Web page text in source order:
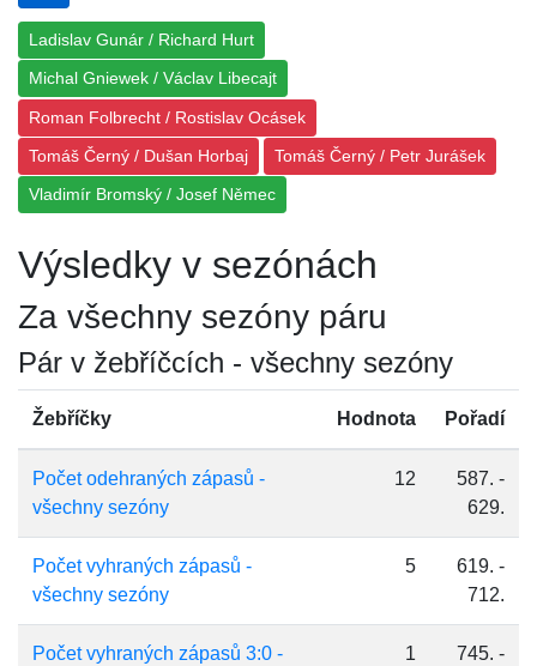
Ladislav Gunár / Richard Hurt
Michal Gniewek / Václav Libecajt
Roman Folbrecht / Rostislav Ocásek
Tomáš Černý / Dušan Horbaj Tomáš Černý / Petr Jurášek
Vladimír Bromský / Josef Němec
Výsledky v sezónách
Za všechny sezóny páru
Pár v žebříčcích - všechny sezóny
Žebříčky Hodnota Pořadí
Počet odehraných zápasů -
všechny sezóny
12
587. -
629.
Počet vyhraných zápasů -
všechny sezóny
5
619. -
712.
Počet vyhraných zápasů 3:0 -
1
745. -